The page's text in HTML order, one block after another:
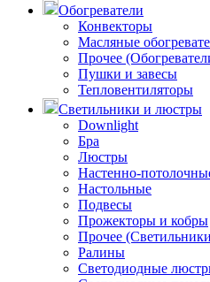
Обогреватели
Конвекторы
Масляные
Прочее
Пушки и завесы
Тепловентиляторы
Светильники и люстры
Downlight
Бра
Люстры
Настенно-
Настольные
Подвесы
Прожекторы и кобры
Прочее
Ралины
Светодиодные